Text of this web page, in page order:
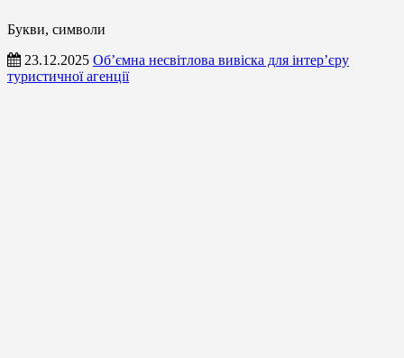
Букви, символи
23.12.2025 Об’ємна несвітлова вивіска для інтер’єру
туристичної агенції